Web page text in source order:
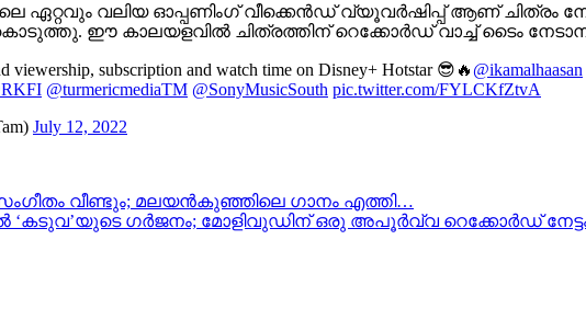
ഏറ്റവും വലിയ ഓപ്പണിംഗ് വീക്കെൻഡ് വ്യൂവർഷിപ്പ് ആണ് ചിത്രം
ഈ കാലയളവിൽ ചിത്രത്തിന് റെക്കോർഡ് വാച്ച് ടൈം നേടാനും
viewership, subscription and watch time on Disney+ Hotstar 😎🔥 @ikamalhaasan
@turmericmediaTM @SonyMusicSouth pic.twitter.com/FYLCKfZtvA
July 12, 2022
വീണ്ടും; മലയൻകുഞ്ഞിലെ ഗാനം എത്തി…
ഗർജനം; മോളിവുഡിന് ഒരു അപൂർവ്വ റെക്കോർഡ്